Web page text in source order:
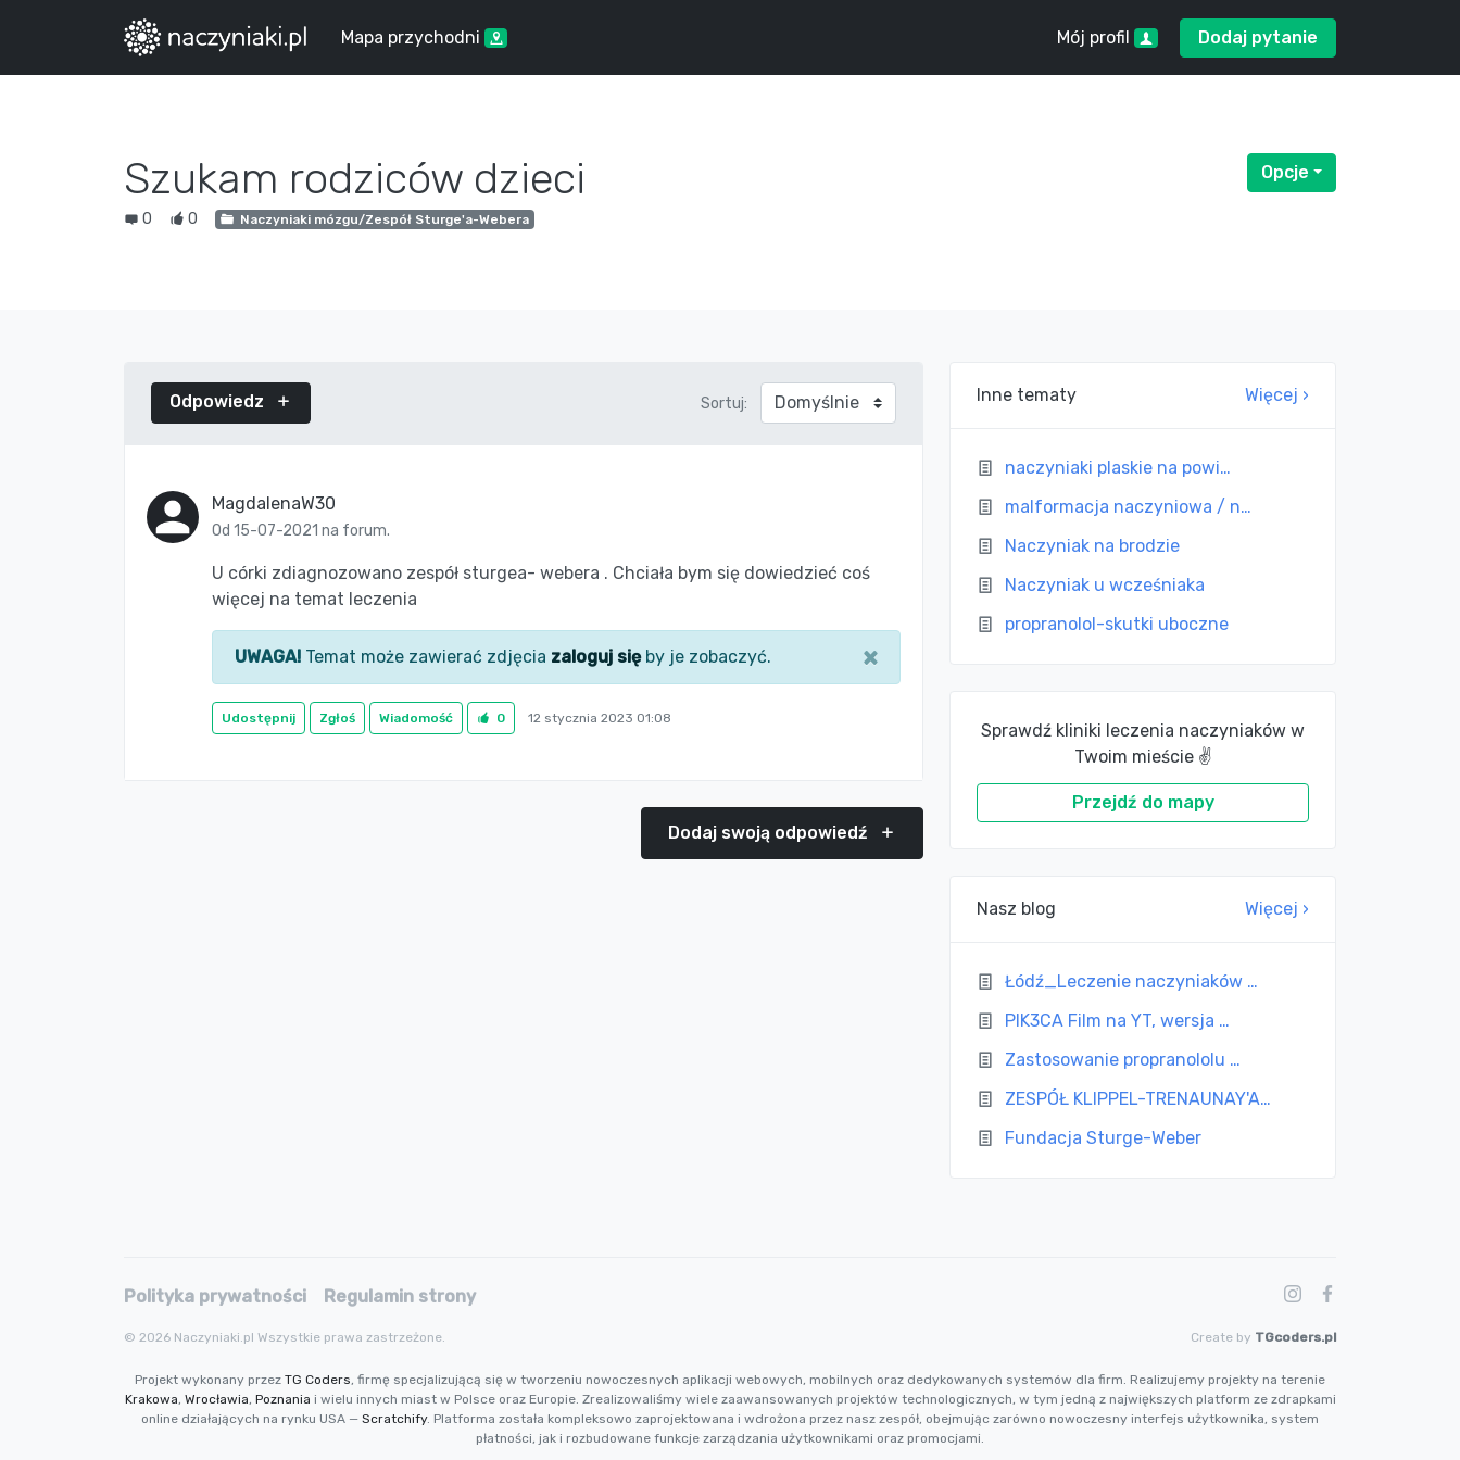
Mapa przychodni Mój profil Dodaj pytanie
Opcje Menu rozwijane
Szukam rodziców dzieci
0 0 Naczyniaki mózgu/Zespół Sturge'a-Webera
Odpowiedz Sortuj:
MagdalenaW30
Od 15-07-2021 na forum.
U córki zdiagnozowano zespół sturgea- webera . Chciała bym się dowiedzieć coś
więcej na temat leczenia
UWAGA! Temat może zawierać zdjęcia zaloguj sięby je zobaczyć. ×
Udostępnij Zgłoś Wiadomość 0 12 stycznia 2023 01:08
Dodaj swoją odpowiedź
Inne tematy Więcej ›
naczyniaki plaskie na powi…
malformacja naczyniowa / n…
Naczyniak na brodzie
Naczyniak u wcześniaka
propranolol-skutki uboczne
Sprawdź kliniki leczenia naczyniaków w
Twoim mieście ✌
Przejdź do mapy
Nasz blog Więcej ›
Łódź_Leczenie naczyniaków …
PIK3CA Film na YT, wersja …
Zastosowanie propranololu …
ZESPÓŁ KLIPPEL-TRENAUNAY'A…
Fundacja Sturge-Weber
Polityka prywatności Regulamin strony
© 2026 Naczyniaki.pl Wszystkie prawa zastrzeżone. Create by TGcoders.pl
Projekt wykonany przez TG Coders, firmę specjalizującą się w tworzeniu nowoczesnych aplikacji webowych, mobilnych oraz dedykowanych systemów dla firm. Realizujemy projekty na terenie
Krakowa, Wrocławia, Poznania i wielu innych miast w Polsce oraz Europie. Zrealizowaliśmy wiele zaawansowanych projektów technologicznych, w tym jedną z największych platform ze zdrapkami
online działających na rynku USA — Scratchify. Platforma została kompleksowo zaprojektowana i wdrożona przez nasz zespół, obejmując zarówno nowoczesny interfejs użytkownika, system
płatności, jak i rozbudowane funkcje zarządzania użytkownikami oraz promocjami.